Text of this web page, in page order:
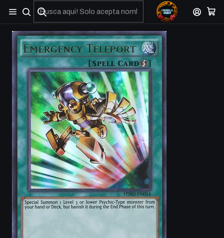
No olviden reportar sus depositos y transferencias por Whatsapp